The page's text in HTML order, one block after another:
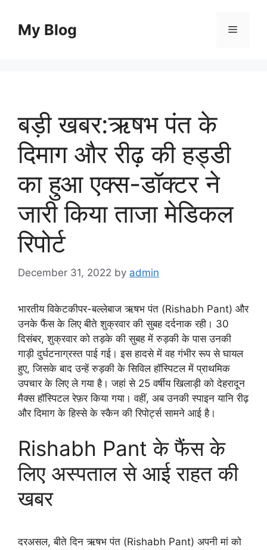
contentMy Blog Menu
बड़ी खबर:ऋषभ पंत के
दिमाग और रीढ़ की हड्डी
का हुआ एक्स-डॉक्टर ने
जारी किया ताजा मेडिकल
रिपोर्ट
December 31, 2022 by admin
भारतीय विकेटकीपर-बल्लेबाज ऋषभ पंत (Rishabh Pant) और
उनके फैंस के लिए बीते शुक्रवार की सुबह दर्दनाक रही। 30
दिसंबर, शुक्रवार को तड़के की सुबह में रुड़की के पास उनकी
गाड़ी दुर्घटनाग्रस्त पाई गई। इस हादसे में वह गंभीर रूप से घायल
हुए, जिसके बाद उन्हें रुड़की के सिविल हॉस्पिटल में प्राथमिक
उपचार के लिए ले गया है। जहां से 25 वर्षीय खिलाड़ी को देहरादून
मैक्स हॉस्पिटल रेफ़र किया गया। वहीं, अब उनकी स्पाइन यानि रीढ़
और दिमाग के हिस्से के स्कैन की रिपोर्ट्स सामने आई है।
Rishabh Pant के फैंस के
लिए अस्पताल से आई राहत की
खबर
दरअसल, बीते दिन ऋषभ पंत (Rishabh Pant) अपनी मां को